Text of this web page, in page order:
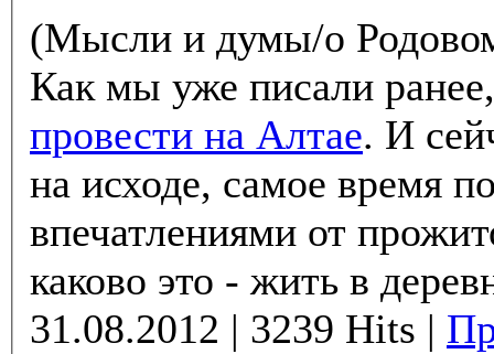
(Мысли и думы/о
Как мы уже писали
провести на Алтае. И
на исходе, самое время
впечатлениями от
каково это - жить в
31.08.2012 | 3239 Hits |